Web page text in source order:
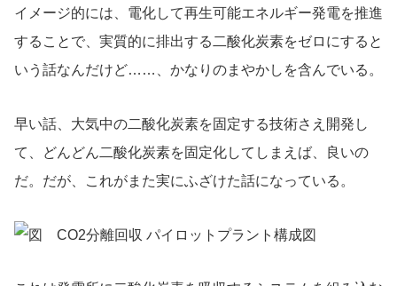
イメージ的には、電化して再生可能エネルギー発電を推進
することで、実質的に排出する二酸化炭素をゼロにすると
いう話なんだけど……、かなりのまやかしを含んでいる。
早い話、大気中の二酸化炭素を固定する技術さえ開発し
て、どんどん二酸化炭素を固定化してしまえば、良いの
だ。だが、これがまた実にふざけた話になっている。